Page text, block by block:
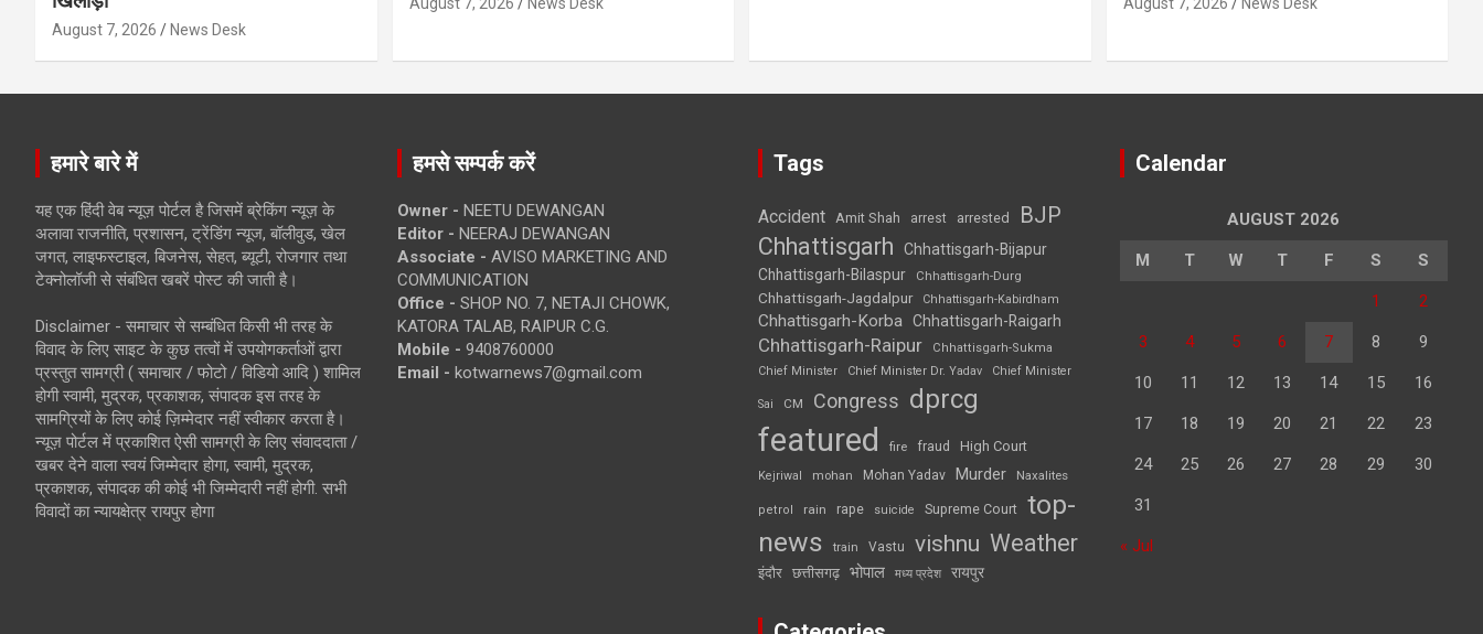
August 7, 2026 News Desk
हमारे बारे में
यह एक हिंदी वेब न्यूज़ पोर्टल है जिसमें ब्रेकिंग न्यूज़ के
अलावा राजनीति, प्रशासन, ट्रेंडिंग न्यूज, बॉलीवुड, खेल
जगत, लाइफस्टाइल, बिजनेस, सेहत, ब्यूटी, रोजगार तथा
टेक्नोलॉजी से संबंधित खबरें पोस्ट की जाती है।
Disclaimer - समाचार से सम्बंधित किसी भी तरह के
विवाद के लिए साइट के कुछ तत्वों में उपयोगकर्ताओं द्वारा
प्रस्तुत सामग्री ( समाचार / फोटो / विडियो आदि ) शामिल
होगी स्वामी, मुद्रक, प्रकाशक, संपादक इस तरह के
सामग्रियों के लिए कोई ज़िम्मेदार नहीं स्वीकार करता है।
न्यूज़ पोर्टल में प्रकाशित ऐसी सामग्री के लिए संवाददाता /
खबर देने वाला स्वयं जिम्मेदार होगा, स्वामी, मुद्रक,
प्रकाशक, संपादक की कोई भी जिम्मेदारी नहीं होगी. सभी
विवादों का न्यायक्षेत्र रायपुर होगा
हमसे सम्पर्क करें
Owner - NEETU DEWANGAN
Editor - NEERAJ DEWANGAN
Associate - AVISO MARKETING AND
COMMUNICATION
Office - SHOP NO. 7, NETAJI CHOWK,
KATORA TALAB, RAIPUR C.G.
Mobile - 9408760000
Email - kotwarnews7@gmail.com
Tags
Accident Amit Shah arrest arrested BJP
Chhattisgarh
Chhattisgarh-Bijapur
Chhattisgarh-Bilaspur
Chhattisgarh-Durg
Chhattisgarh-Jagdalpur Chhattisgarh-Kabirdham
Chhattisgarh-Korba Chhattisgarh-Raigarh
Chhattisgarh-Raipur
Chhattisgarh-Sukma
Chief Minister
Chief Minister Dr. Yadav Chief Minister
Sai CM Congress dprcg
featured fire fraud High Court
Kejriwal mohan Mohan Yadav Murder Naxalites
petrol rain rape suicide Supreme Court top-
news
train Vastu vishnu Weather
इंदौर छत्तीसगढ़ भोपाल मध्य प्रदेश रायपुर
Calendar
AUGUST 2026
M T W T F S S
1 2
3 4 5 6 7 8 9
10 11 12 13 14 15 16
17 18 19 20 21 22 23
24 25 26 27 28 29 30
31
« Jul